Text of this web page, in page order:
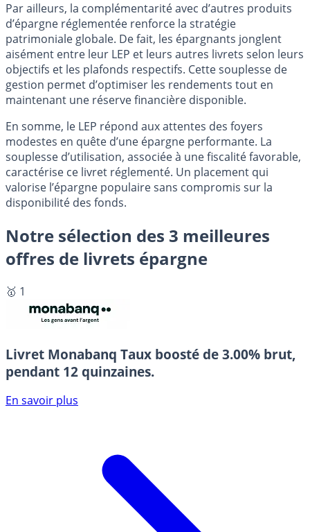
Par ailleurs, la complémentarité avec d’autres produits
d’épargne réglementée renforce la stratégie
patrimoniale globale. De fait, les épargnants jonglent
aisément entre leur LEP et leurs autres livrets selon leurs
objectifs et les plafonds respectifs. Cette souplesse de
gestion permet d’optimiser les rendements tout en
maintenant une réserve financière disponible.
En somme, le LEP répond aux attentes des foyers
modestes en quête d’une épargne performante. La
souplesse d’utilisation, associée à une fiscalité favorable,
caractérise ce livret réglementé. Un placement qui
valorise l’épargne populaire sans compromis sur la
disponibilité des fonds.
Notre sélection des 3 meilleures
offres de livrets épargne
🥇 1
Livret Monabanq Taux boosté de 3.00% brut,
pendant 12 quinzaines.
En savoir plus